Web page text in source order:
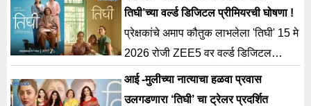
तिघी’च्या वर्ल्ड डिजिटल प्रीमियरची घोषणा !
प्रेक्षकांचे अमाप कौतुक लाभलेला 'तिघी' 15 मे
2026 रोजी ZEE5 वर वर्ल्ड डिजिटल
प्रीमिअरसह जगभरातील प्रेक्षकांपर्यंत
पोहोचण्यासाठी सज्ज आहे.
आई -मुलीच्या नात्याचा हळवा प्रवास
उलगडणारा ‘तिघी’ चा ट्रेलर प्रदर्शित